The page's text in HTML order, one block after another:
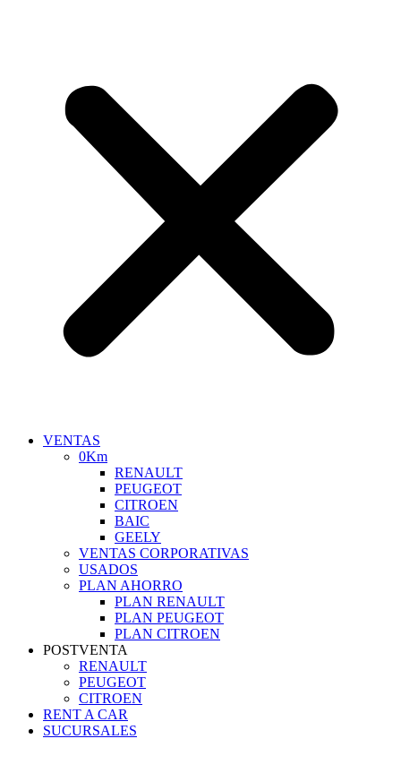
VENTAS
0Km
RENAULT
PEUGEOT
CITROEN
BAIC
GEELY
VENTAS CORPORATIVAS
USADOS
PLAN AHORRO
PLAN RENAULT
PLAN PEUGEOT
PLAN CITROEN
POSTVENTA
RENAULT
PEUGEOT
CITROEN
RENT A CAR
SUCURSALES